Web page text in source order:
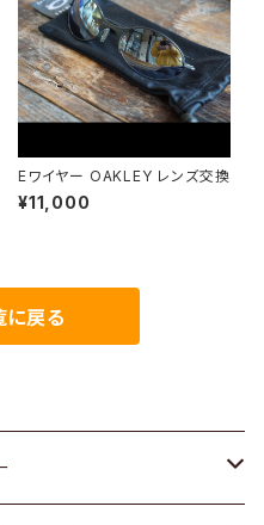
Eワイヤー OAKLEY レンズ交換
¥11,000
に戻る